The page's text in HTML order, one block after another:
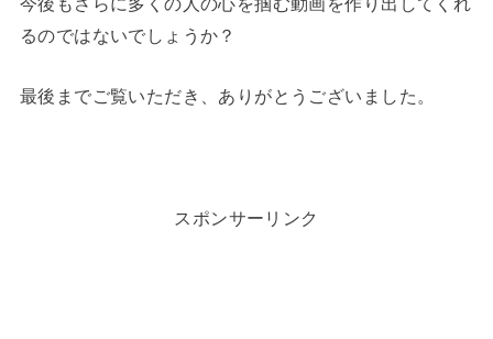
るのではないでしょうか？
最後までご覧いただき、ありがとうございました。
スポンサーリンク